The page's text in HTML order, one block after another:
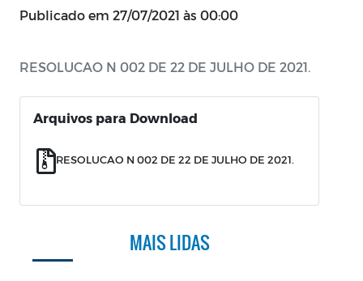
Publicado em 27/07/2021 às 00:00
RESOLUCAO N 002 DE 22 DE JULHO DE 2021.
Arquivos para Download
RESOLUCAO N 002 DE 22 DE JULHO DE 2021.
MAIS LIDAS